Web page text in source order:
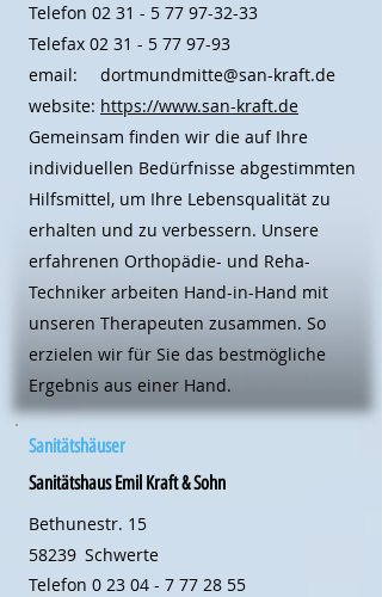
Telefon 02 31 - 5 77 97-32-33
Telefax 02 31 - 5 77 97-93
email:
website:
dortmundmitte@san-kraft.de
https://www.san-kraft.de
Gemeinsam finden wir die auf Ihre
individuellen Bedürfnisse abgestimmten
Hilfsmittel, um Ihre Lebensqualität zu
erhalten und zu verbessern. Unsere
erfahrenen Orthopädie- und Reha-
Techniker arbeiten Hand-in-Hand mit
unseren Therapeuten zusammen. So
erzielen wir für Sie das bestmögliche
Ergebnis aus einer Hand.
Sanitätshäuser
Sanitätshaus Emil Kraft & Sohn
Bethunestr. 15
58239 Schwerte
Telefon 0 23 04 - 7 77 28 55